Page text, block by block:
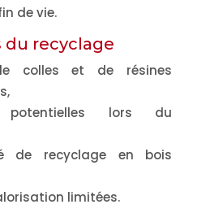
de vie.
du recyclage
colles et de résines
potentielles lors du
de recyclage en bois
limitées.